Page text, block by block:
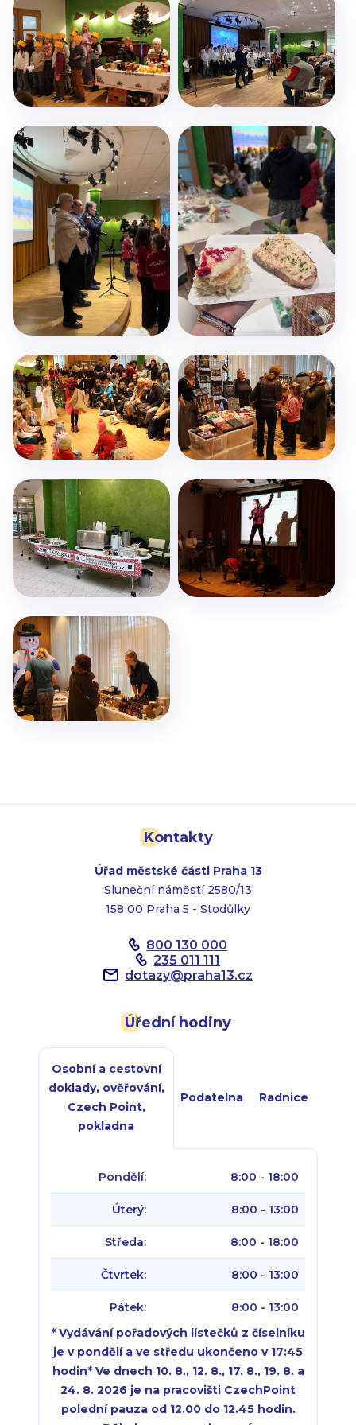
Kontakty
Úřad městské části Praha 13
Sluneční náměstí 2580/13
158 00 Praha 5 - Stodůlky
800 130 000
235 011 111
dotazy@praha13.cz
Úřední hodiny
Osobní a cestovní
doklady, ověřování,
Czech Point,
pokladna
Podatelna Radnice
Pondělí: 8:00 - 18:00
Úterý: 8:00 - 13:00
Středa: 8:00 - 18:00
Čtvrtek: 8:00 - 13:00
Pátek:
8:00 - 13:00
* Vydávání pořadových lístečků z číselníku
je v pondělí a ve středu ukončeno v 17:45
hodin* Ve dnech 10. 8., 12. 8., 17. 8., 19. 8. a
24. 8. 2026 je na pracovišti CzechPoint
polední pauza od 12.00 do 12.45 hodin.